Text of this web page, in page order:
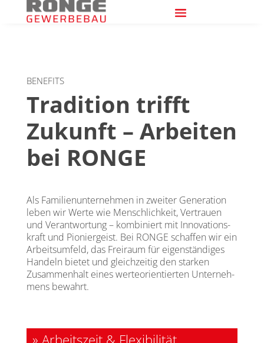
BENEFITS
Tradition trifft
Zukunft – Arbeiten
bei RONGE
Als Fami­li­en­un­ter­neh­men in zwei­ter Gene­ra­ti­on
leben wir Wer­te wie Mensch­lich­keit, Ver­trau­en
und Ver­ant­wor­tung – kom­bi­niert mit Inno­va­ti­ons­
kraft und Pio­nier­geist. Bei RONGE schaf­fen wir ein
Arbeits­um­feld, das Frei­raum für eigen­stän­di­ges
Han­deln bie­tet und gleich­zei­tig den star­ken
Zusam­men­halt eines wer­te­ori­en­tier­ten Unter­neh­
mens bewahrt.
» Arbeitszeit & Flexibilität